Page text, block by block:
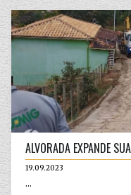
ALVORADA EXPANDE
19.09.2023
...